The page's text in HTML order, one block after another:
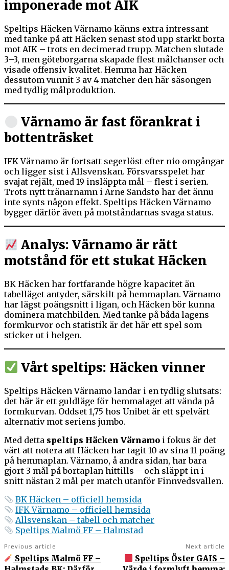
imponerade mot AIK
Speltips Häcken Värnamo känns extra intressant
med tanke på att Häcken senast stod upp starkt borta
mot AIK – trots en decimerad trupp. Matchen slutade
3–3, men göteborgarna skapade flest målchanser och
visade offensiv kvalitet. Hemma har Häcken
dessutom vunnit 3 av 4 matcher den här säsongen
med tydlig målproduktion.
Värnamo är fast förankrat i
bottenträsket
IFK Värnamo är fortsatt segerlöst efter nio omgångar
och ligger sist i Allsvenskan. Försvarsspelet har
svajat rejält, med 19 insläppta mål – flest i serien.
Trots nytt tränarnamn i Arne Sandstø har det ännu
inte synts någon effekt. Speltips Häcken Värnamo
bygger därför även på motståndarnas svaga status.
Analys: Värnamo är rätt
motstånd för ett stukat Häcken
BK Häcken har fortfarande högre kapacitet än
tabelläget antyder, särskilt på hemmaplan. Värnamo
har lägst poängsnitt i ligan, och Häcken bör kunna
dominera matchbilden. Med tanke på båda lagens
formkurvor och statistik är det här ett spel som
sticker ut i helgen.
Vårt speltips: Häcken vinner
Speltips Häcken Värnamo landar i en tydlig slutsats:
det här är ett guldläge för hemmalaget att vända på
formkurvan. Oddset 1,75 hos Unibet är ett spelvärt
alternativ mot seriens jumbo.
Med detta speltips Häcken Värnamo i fokus är det
värt att notera att Häcken har tagit 10 av sina 11 poäng
på hemmaplan. Värnamo, å andra sidan, har bara
gjort 3 mål på bortaplan hittills – och släppt in i
snitt nästan 2 mål per match utanför Finnvedsvallen.
BK Häcken – officiell hemsida
IFK Värnamo – officiell hemsida
Allsvenskan – tabell och matcher
Speltips Malmö FF – Halmstad
Previous article
Speltips Malmö FF –
Next article
Speltips Öster GAIS –